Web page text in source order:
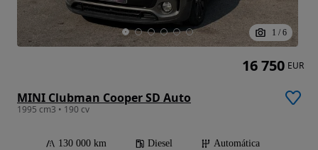
1 / 6
MINI Clubman Cooper SD Auto
1995 cm3 • 190 cv
130 000 km Diesel
Automática
16 750 EUR